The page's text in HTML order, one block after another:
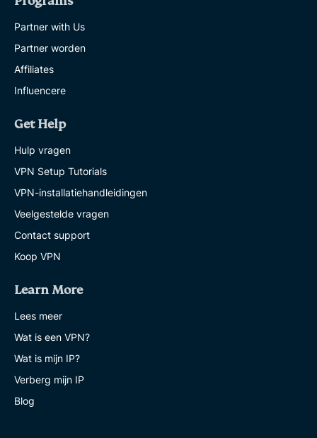
Partner with Us
Partner worden
Affiliates
Influencere
Get Help
Hulp vragen
VPN Setup Tutorials
VPN-installatiehandleidingen
Veelgestelde vragen
Contact support
Koop VPN
Learn More
Lees meer
Wat is een VPN?
Wat is mijn IP?
Verberg mijn IP
Blog